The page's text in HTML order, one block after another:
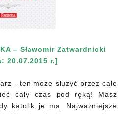
– Sławomir Zatwardnicki
20.07.2015 r.]
- ten może służyć przez całe
cały czas pod ręką! Masz
katolik je ma. Najważniejsze